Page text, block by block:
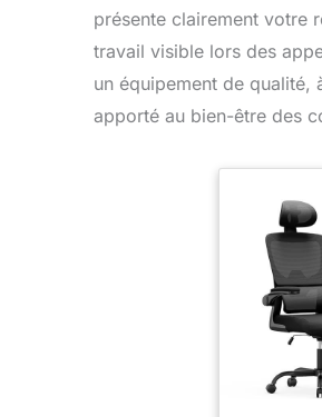
présente clairement votre
travail visible lors des
un équipement de qualité,
apporté au bien-être des